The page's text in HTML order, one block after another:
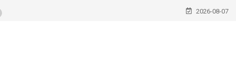
2026-08-07